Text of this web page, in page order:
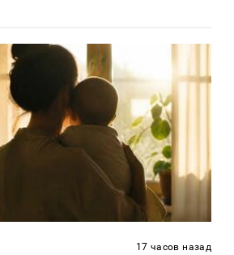
17 часов назад